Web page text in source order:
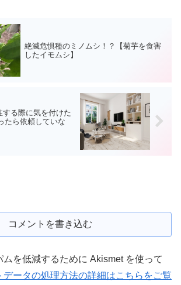
秋咲きコ
に...
ぱ...
絶滅危惧種のミノムシ！？【菊芋を食害
したイモムシ】
る際に気を付けた
たら依頼していな
コメントを書き込む
ムを低減するために Akismet を使って
データの処理方法の詳細はこちらをご覧